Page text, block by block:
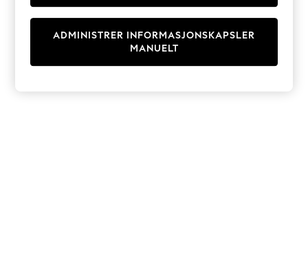
Sets & Outfits
T-Shirts
ADMINISTRER INFORMASJONSKAPSLER
MANUELT